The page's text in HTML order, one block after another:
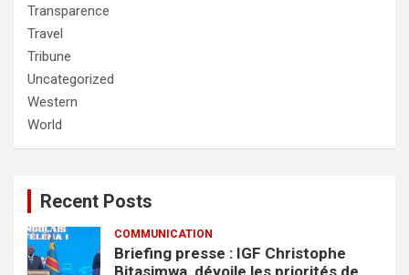
Transparence
Travel
Tribune
Uncategorized
Western
World
Recent Posts
COMMUNICATION
Briefing presse : IGF Christophe
Bitasimwa dévoile les priorités de